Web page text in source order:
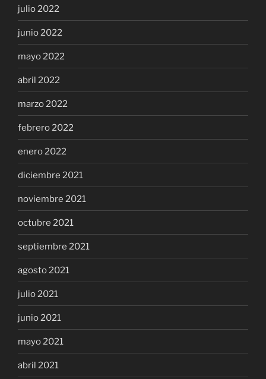
julio 2022
junio 2022
mayo 2022
abril 2022
marzo 2022
febrero 2022
enero 2022
diciembre 2021
noviembre 2021
octubre 2021
septiembre 2021
agosto 2021
julio 2021
junio 2021
mayo 2021
abril 2021